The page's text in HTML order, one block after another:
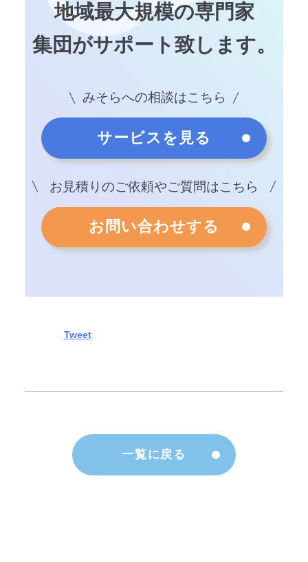
地域最大規模の専門家
集団がサポート致します。
みそらへの相談はこちら
サービスを見る
お見積りのご依頼やご質問はこちら
お問い合わせする
Tweet
一覧に戻る